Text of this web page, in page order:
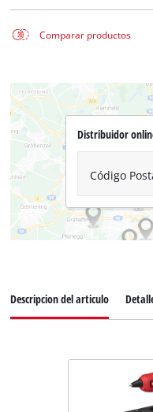
Comparar productos
Distribuidor
Código
Descripcion del articulo